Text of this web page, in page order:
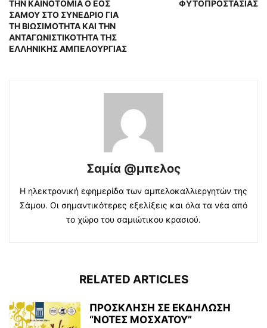
ΤΗΝ ΚΑΙΝΟΤΟΜΙΑ Ο ΕΟΣ
ΣΑΜΟΥ ΣΤΟ ΣΥΝΕΔΡΙΟ ΓΙΑ
ΤΗ ΒΙΩΣΙΜΟΤΗΤΑ ΚΑΙ ΤΗΝ
ΑΝΤΑΓΩΝΙΣΤΙΚΟΤΗΤΑ ΤΗΣ
ΕΛΛΗΝΙΚΗΣ ΑΜΠΕΛΟΥΡΓΙΑΣ
ΦΥΤΟΠΡΟΣΤΑΣΙΑΣ
Σαμία @μπελος
Η ηλεκτρονική εφημερίδα των αμπελοκαλλιεργητών της
Σάμου. Οι σημαντικότερες εξελίξεις και όλα τα νέα από
το χώρο του σαμιώτικου κρασιού.
RELATED ARTICLES
ΠΡΟΣΚΛΗΣΗ ΣΕ ΕΚΔΗΛΩΣΗ
“ΝΟΤΕΣ ΜΟΣΧΑΤΟΥ”